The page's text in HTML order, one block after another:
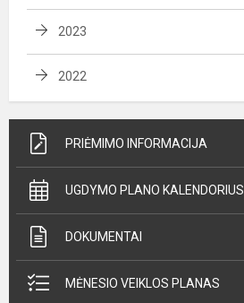
2023
2022
PRIĖMIMO INFORMACIJA
UGDYMO PLANO KALENDORIUS
DOKUMENTAI
MĖNESIO VEIKLOS PLANAS